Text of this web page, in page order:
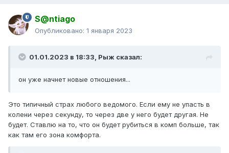
S@ntiago
Опубликовано: 1 января 2023
01.01.2023 в 18:33, Рыж сказал:
он уже начнет новые отношения...
Это типичный страх любого ведомого. Если ему не упасть в
колени через секунду, то через две у него будет другая. Не
будет. Ставлю на то, что он будет рубиться в комп больше, так
как там его зона комфорта.